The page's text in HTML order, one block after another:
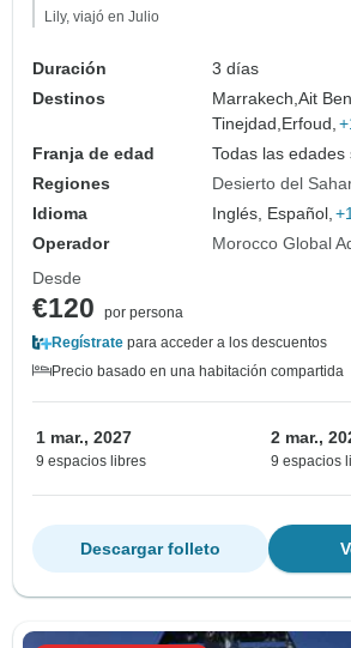
Lily, viajó en Julio
Duración
3 días
Destinos
Marrakech,Ait
Tinejdad, Erfoud,
Franja de edad
Todas las
Regiones
Desierto del
Idioma
Inglés, Español,
Operador
Morocco Global
Desde
€120
por persona
Regístrate para acceder a los descuentos
Precio basado en una habitación compartida
1 mar., 2027
9 espacios libres
2 mar.,
9 espacios
Descargar folleto